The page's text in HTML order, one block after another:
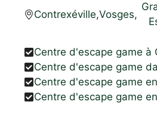
Contrexéville,Vosges,
Centre d'escape game à
Centre d'escape game
Centre d'escape game
Centre d'escape game